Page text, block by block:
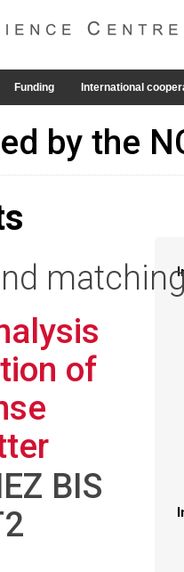
Funding International
by the
of
BIS